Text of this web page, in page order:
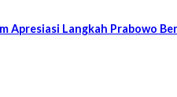
Apresiasi Langkah Prabowo